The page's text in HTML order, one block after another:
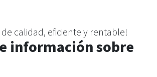
calidad, eficiente y rentable!
información sobre